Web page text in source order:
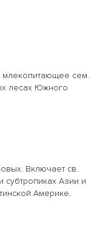
сем.
лесах Южного
Включает св.
субтропиках Азии и
Америке.